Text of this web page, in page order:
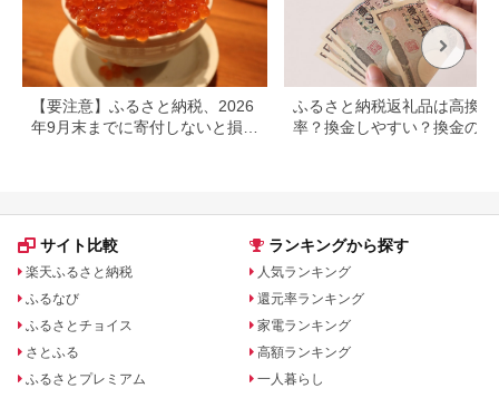
【要注意】ふるさと納税、2026
年9月末までに寄付しないと損す
ふるさと納税返礼品は高換金
率？換金しやすい？換金の可
サイト比較
楽天ふるさと納税
ふるなび
ふるさとチョイス
さとふる
ふるさとプレミアム
ランキングから探す
人気ランキング
還元率ランキング
家電ランキング
高額ランキング
一人暮らし